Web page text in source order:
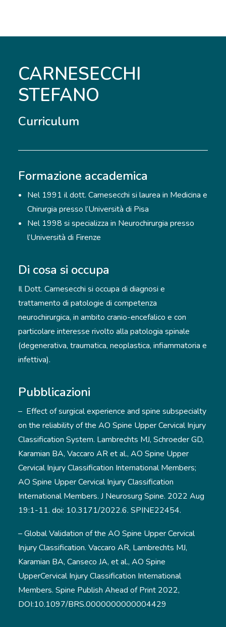
CARNESECCHI
STEFANO
Curriculum
Formazione accademica
Nel 1991 il dott. Carnesecchi si laurea in Medicina e
Chirurgia presso l’Università di Pisa
Nel 1998 si specializza in Neurochirurgia presso
l’Università di Firenze
Di cosa si occupa
Il Dott. Carnesecchi si occupa di diagnosi e
trattamento di patologie di competenza
neurochirurgica, in ambito cranio-encefalico e con
particolare interesse rivolto alla patologia spinale
(degenerativa, traumatica, neoplastica, infiammatoria e
infettiva).
Pubblicazioni
– Effect of surgical experience and spine subspecialty
on the reliability of the AO Spine Upper Cervical Injury
Classification System. Lambrechts MJ, Schroeder GD,
Karamian BA, Vaccaro AR et al., AO Spine Upper
Cervical Injury Classification International Members;
AO Spine Upper Cervical Injury Classification
International Members. J Neurosurg Spine. 2022 Aug
19:1-11. doi: 10.3171/2022.6. SPINE22454.
– Global Validation of the AO Spine Upper Cervical
Injury Classification. Vaccaro AR, Lambrechts MJ,
Karamian BA, Canseco JA, et al., AO Spine
UpperCervical Injury Classification International
Members. Spine Publish Ahead of Print 2022,
DOI:10.1097/BRS.0000000000004429